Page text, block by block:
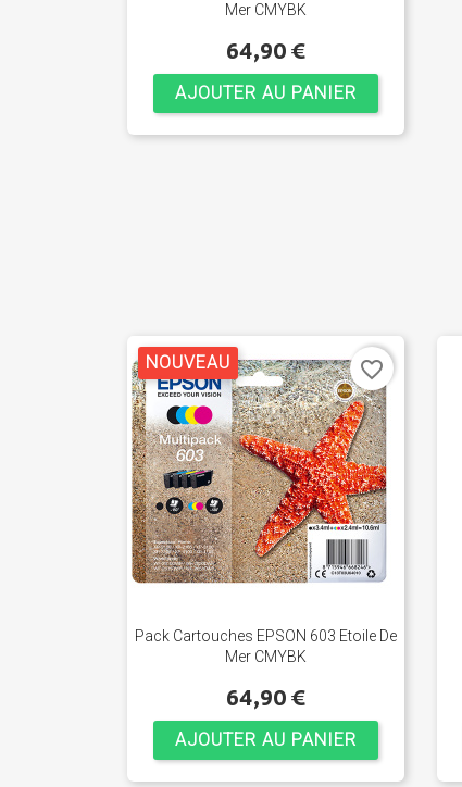
Mer CMYBK
64,90 €
AJOUTER AU PANIER
Pack Cartouches EPSON 603 Etoile De
Mer CMYBK
64,90 €
AJOUTER AU PANIER
NOUVEAU favorite_border